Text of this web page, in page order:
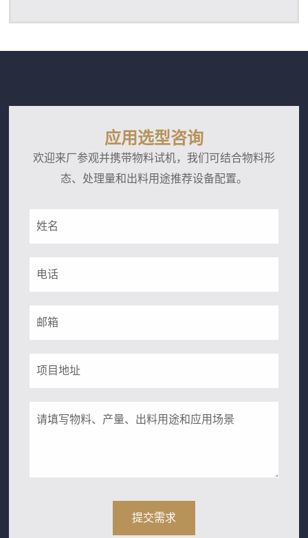
应用选型咨询
欢迎来厂参观并携带物料试机，我们可结合物料形
态、处理量和出料用途推荐设备配置。